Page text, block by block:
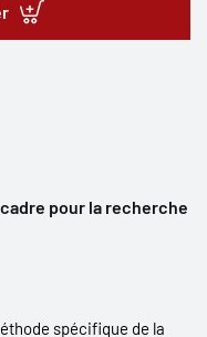
pour la recherche
spécifique de la